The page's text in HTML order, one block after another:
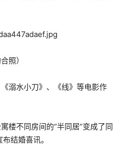
照）
溺水小刀》、《线》等电影作
楼不同房间的“半同居”变成了同
结婚喜讯。